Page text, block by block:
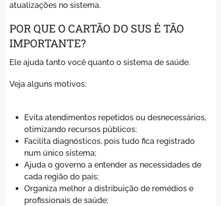
atualizações no sistema.
POR QUE O CARTÃO DO SUS É TÃO
IMPORTANTE?
Ele ajuda tanto você quanto o sistema de saúde.
Veja alguns motivos:
Evita atendimentos repetidos ou desnecessários,
otimizando recursos públicos;
Facilita diagnósticos, pois tudo fica registrado
num único sistema;
Ajuda o governo a entender as necessidades de
cada região do país;
Organiza melhor a distribuição de remédios e
profissionais de saúde;